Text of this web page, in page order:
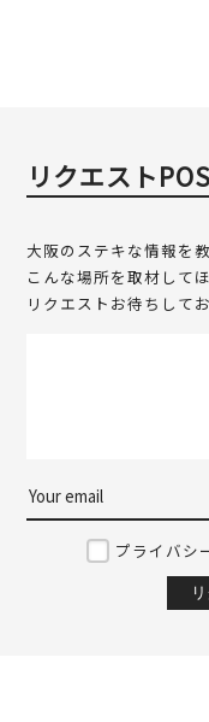
リクエスト
大阪のステキな情報を
こんな場所を取材して
リクエストお待ちして
プライバシ